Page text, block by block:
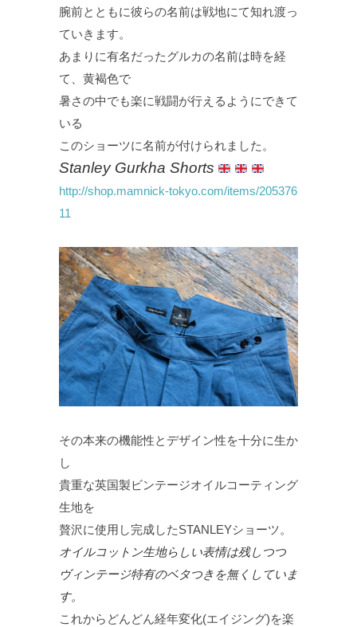
腕前とともに彼らの名前は戦地にて知れ渡っ
ていきます。
あまりに有名だったグルカの名前は時を経
て、黄褐色で
暑さの中でも楽に戦闘が行えるようにできて
いる
このショーツに名前が付けられました。
Stanley Gurkha Shorts
http://shop.mamnick-tokyo.com/items/205376
11
その本来の機能性とデザイン性を十分に生か
し
貴重な英国製ビンテージオイルコーティング
生地を
贅沢に使用し完成したSTANLEYショーツ。
オイルコットン生地らしい表情は残しつつ
ヴィンテージ特有のベタつきを無くしていま
す。
これからどんどん経年変化(エイジング)を楽